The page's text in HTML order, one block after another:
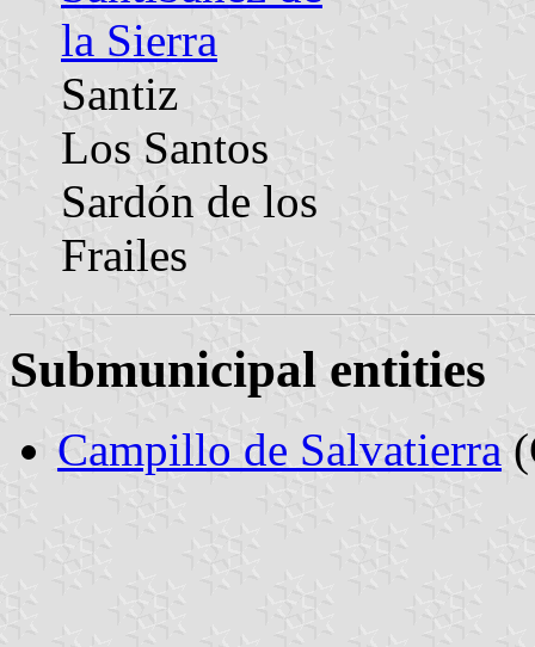
la Sierra
Santiz
Los Santos
Sardón de los
Frailes
Submunicipal entities
Campillo de Salvatierra